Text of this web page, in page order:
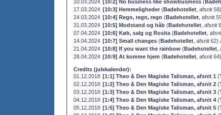
10.03.2024 [10:2] No business like showbusiness (
17.03.2024 [10:3] Hemmeligheder (Badehotellet , afsnit
24.03.2024 [10:4] Regn, regn, regn (Badehotellet , afsnit
31.03.2024 [10:5] Modstand og håb (Badehotellet , afsnit
07.04.2024 [10:6] Køb, salg og Rosita (Badehotellet ,
14.04.2024 [10:7] Small changes (Badehotellet , afsnit
21.04.2024 [10:8] If you want the rainbow (Badehotellet
28.04.2024 [10:9] At komme hjem (Badehotellet , afsnit
Credits (julekalender):
01.12.2018 [1:1] Theo & Den Magiske Talisman, afsnit 1 (
02.12.2018 [1:2] Theo & Den Magiske Talisman, afsnit 2 (
03.12.2018 [1:3] Theo & Den Magiske Talisman, afsnit 3 (
04.12.2018 [1:4] Theo & Den Magiske Talisman, afsnit 4 (
05.12.2018 [1:5] Theo & Den Magiske Talisman, afsnit 5 (